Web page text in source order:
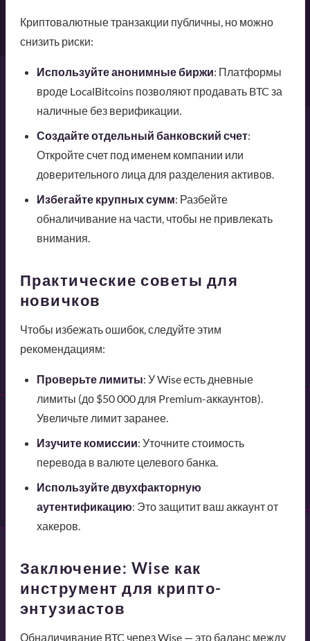
Криптовалютные транзакции публичны, но можно
снизить риски:
Используйте анонимные биржи: Платформы
вроде LocalBitcoins позволяют продавать BTC за
наличные без верификации.
Создайте отдельный банковский счет:
Откройте счет под именем компании или
доверительного лица для разделения активов.
Избегайте крупных сумм: Разбейте
обналичивание на части, чтобы не привлекать
внимания.
Практические советы для
новичков
Чтобы избежать ошибок, следуйте этим
рекомендациям:
Проверьте лимиты: У Wise есть дневные
лимиты (до $50 000 для Premium-аккаунтов).
Увеличьте лимит заранее.
Изучите комиссии: Уточните стоимость
перевода в валюте целевого банка.
Используйте двухфакторную
аутентификацию: Это защитит ваш аккаунт от
хакеров.
Заключение: Wise как
инструмент для крипто-
энтузиастов
Обналичивание BTC через Wise — это баланс между